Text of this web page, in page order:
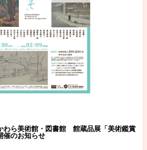
わら美術館・図書館 館蔵品展「美術鑑賞
催のお知らせ